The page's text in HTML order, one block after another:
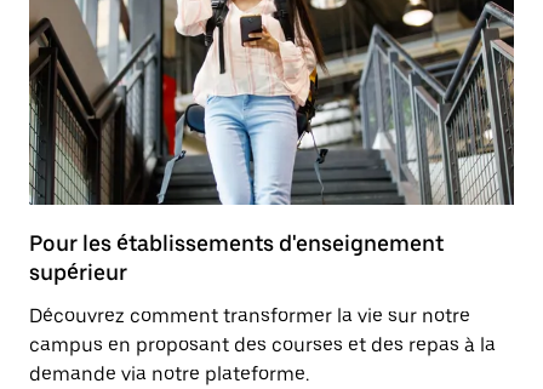
Pour les établissements d'enseignement
supérieur
Découvrez comment transformer la vie sur notre
campus en proposant des courses et des repas à la
demande via notre plateforme.